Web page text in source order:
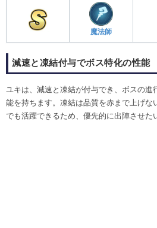
魔法師
減速と凍結付与でボス特化の性能
ユキは、減速と凍結が付与でき、ボスの進
能を持ちます。凍結は品質を赤まで上げな
でも活躍できるため、優先的に出陣させた